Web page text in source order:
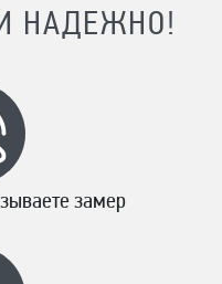
НАДЕЖНО!
замер